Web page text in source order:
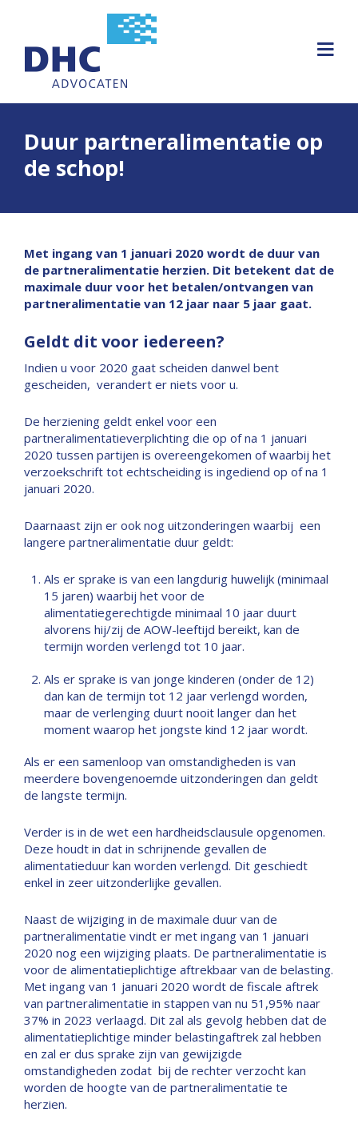
Duur partneralimentatie op
de schop!
Met ingang van 1 januari 2020 wordt de duur van
de partneralimentatie herzien. Dit betekent dat de
maximale duur voor het betalen/ontvangen van
partneralimentatie van 12 jaar naar 5 jaar gaat.
Geldt dit voor iedereen?
Indien u voor 2020 gaat scheiden danwel bent
gescheiden, verandert er niets voor u.
De herziening geldt enkel voor een
partneralimentatieverplichting die op of na 1 januari
2020 tussen partijen is overeengekomen of waarbij het
verzoekschrift tot echtscheiding is ingediend op of na 1
januari 2020.
Daarnaast zijn er ook nog uitzonderingen waarbij een
langere partneralimentatie duur geldt:
Als er sprake is van een langdurig huwelijk (minimaal
15 jaren) waarbij het voor de
alimentatiegerechtigde minimaal 10 jaar duurt
alvorens hij/zij de AOW-leeftijd bereikt, kan de
termijn worden verlengd tot 10 jaar.
Als er sprake is van jonge kinderen (onder de 12)
dan kan de termijn tot 12 jaar verlengd worden,
maar de verlenging duurt nooit langer dan het
moment waarop het jongste kind 12 jaar wordt.
Als er een samenloop van omstandigheden is van
meerdere bovengenoemde uitzonderingen dan geldt
de langste termijn.
Verder is in de wet een hardheidsclausule opgenomen.
Deze houdt in dat in schrijnende gevallen de
alimentatieduur kan worden verlengd. Dit geschiedt
enkel in zeer uitzonderlijke gevallen.
Naast de wijziging in de maximale duur van de
partneralimentatie vindt er met ingang van 1 januari
2020 nog een wijziging plaats. De partneralimentatie is
voor de alimentatieplichtige aftrekbaar van de belasting.
Met ingang van 1 januari 2020 wordt de fiscale aftrek
van partneralimentatie in stappen van nu 51,95% naar
37% in 2023 verlaagd. Dit zal als gevolg hebben dat de
alimentatieplichtige minder belastingaftrek zal hebben
en zal er dus sprake zijn van gewijzigde
omstandigheden zodat bij de rechter verzocht kan
worden de hoogte van de partneralimentatie te
herzien.